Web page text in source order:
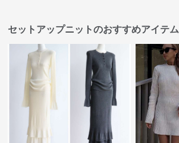
セットアップニットのおすすめアイテム